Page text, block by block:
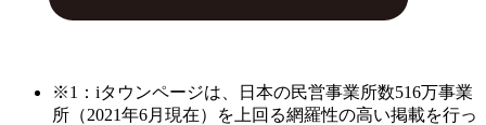
※1：iタウンページは、日本の民営事業所数516万事業
所（2021年6月現在）を上回る網羅性の高い掲載を行っ